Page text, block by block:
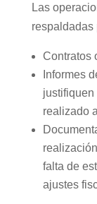
Las
respaldadas
Contratos
Informes
justifiquen
realizado
falta de
ajustes